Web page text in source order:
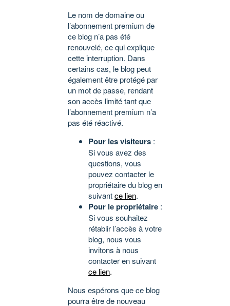
Le nom de domaine ou
l’abonnement premium de
ce blog n’a pas été
renouvelé, ce qui explique
cette interruption. Dans
certains cas, le blog peut
également être protégé par
un mot de passe, rendant
son accès limité tant que
l’abonnement premium n’a
pas été réactivé.
Pour les visiteurs :
Si vous avez des
questions, vous
pouvez contacter le
propriétaire du blog en
suivantce lien.
Pour le propriétaire :
Si vous souhaitez
rétablir l’accès à votre
blog, nous vous
invitons à nous
contacter en suivant
ce lien.
Nous espérons que ce blog
pourra être de nouveau